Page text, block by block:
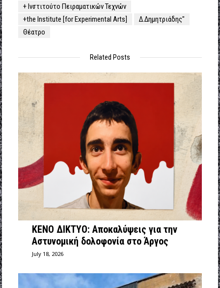
+ Ινστιτούτο Πειραματικών Τεχνών
+the Institute [for Experimental Arts]
Δ.Δημητριάδης"
Θέατρο
Related Posts
ΚΕΝΟ ΔΙΚΤΥΟ: Αποκαλύψεις για την
Αστυνομική δολοφονία στο Άργος
July 18, 2026